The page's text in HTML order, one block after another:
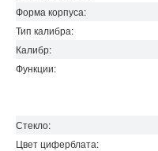
Форма корпуса:
Тип калибра:
Калибр:
Функции:
Стекло:
Цвет циферблата: